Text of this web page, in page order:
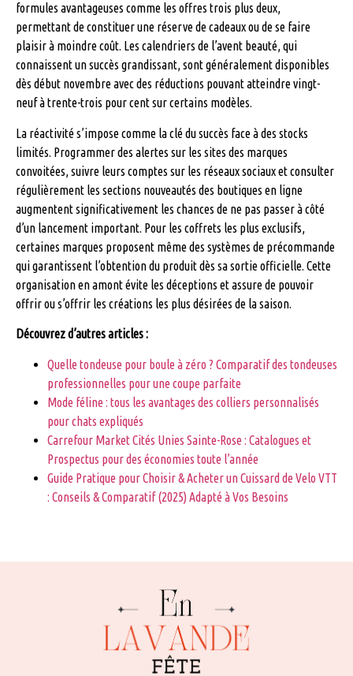
formules avantageuses comme les offres trois plus deux,
permettant de constituer une réserve de cadeaux ou de se faire
plaisir à moindre coût. Les calendriers de l’avent beauté, qui
connaissent un succès grandissant, sont généralement disponibles
dès début novembre avec des réductions pouvant atteindre vingt-
neuf à trente-trois pour cent sur certains modèles.
La réactivité s’impose comme la clé du succès face à des stocks
limités. Programmer des alertes sur les sites des marques
convoitées, suivre leurs comptes sur les réseaux sociaux et consulter
régulièrement les sections nouveautés des boutiques en ligne
augmentent significativement les chances de ne pas passer à côté
d’un lancement important. Pour les coffrets les plus exclusifs,
certaines marques proposent même des systèmes de précommande
qui garantissent l’obtention du produit dès sa sortie officielle. Cette
organisation en amont évite les déceptions et assure de pouvoir
offrir ou s’offrir les créations les plus désirées de la saison.
Découvrez d’autres articles :
Quelle tondeuse pour boule à zéro ? Comparatif des tondeuses
professionnelles pour une coupe parfaite
Mode féline : tous les avantages des colliers personnalisés
pour chats expliqués
Carrefour Market Cités Unies Sainte-Rose : Catalogues et
Prospectus pour des économies toute l’année
Guide Pratique pour Choisir & Acheter un Cuissard de Velo VTT
: Conseils & Comparatif (2025) Adapté à Vos Besoins